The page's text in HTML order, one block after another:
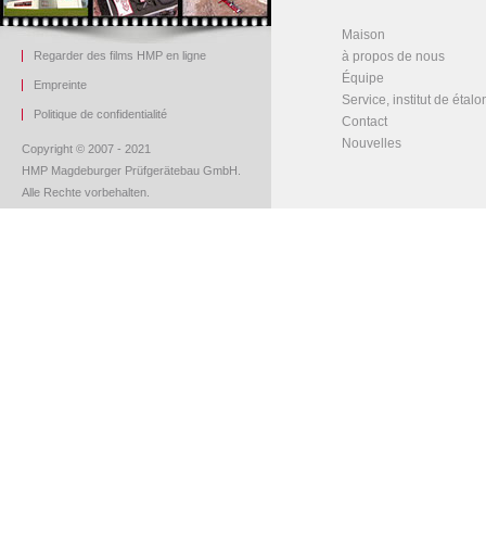
Regarder des films HMP en ligne
Empreinte
Politique de confidentialité
Copyright © 2007 - 2021
HMP Magdeburger Prüfgerätebau GmbH.
Alle Rechte vorbehalten.
Maison
à propos de nous
Équipe
Service, institut de
Contact
Nouvelles